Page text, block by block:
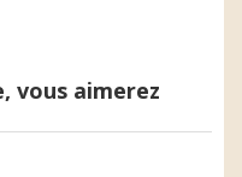
vous aimerez